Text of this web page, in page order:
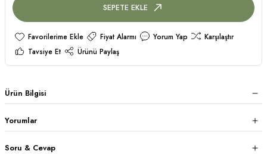
SEPETE EKLE
Fiyat Alarmı Yorum Yap
Karşılaştır
Tavsiye Et
Ürünü Paylaş
Ürün Bilgisi
Yorumlar
Soru & Cevap